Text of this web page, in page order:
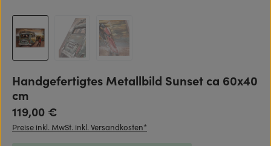
Handgefertigtes Metallbild Sunset ca 60x40
cm
Regulärer Preis:
119,00 €
Preise inkl. MwSt. inkl. Versandkosten*